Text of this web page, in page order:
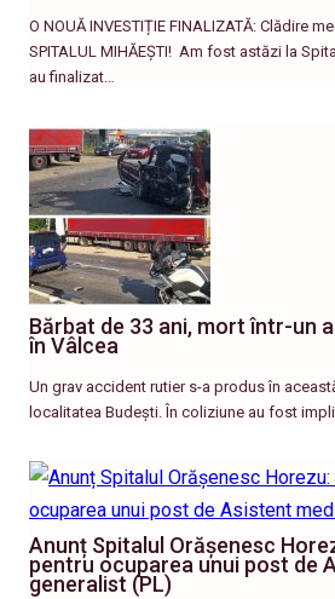
O NOUĂ INVESTIȚIE FINALIZATĂ: Clădire
SPITALUL MIHĂEȘTI! ​ Am fost astăzi la
au finalizat…
Bărbat de 33 ani, mort într-un
în Vâlcea
Un grav accident rutier s-a produs în
localitatea Budești. În coliziune au fost
Anunț Spitalul Orășenesc
pentru ocuparea unui post de
generalist (PL)